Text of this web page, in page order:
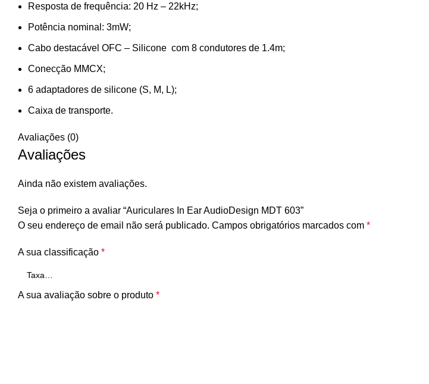
Resposta de frequência: 20 Hz – 22kHz;
Potência nominal: 3mW;
Cabo destacável OFC – Silicone com 8 condutores de 1.4m;
Conecção MMCX;
6 adaptadores de silicone (S, M, L);
Caixa de transporte.
Avaliações (0)
Avaliações
Ainda não existem avaliações.
Seja o primeiro a avaliar “Auriculares In Ear AudioDesign MDT 603”
O seu endereço de email não será publicado. Campos obrigatórios marcados com *
A sua classificação *
A sua avaliação sobre o produto *